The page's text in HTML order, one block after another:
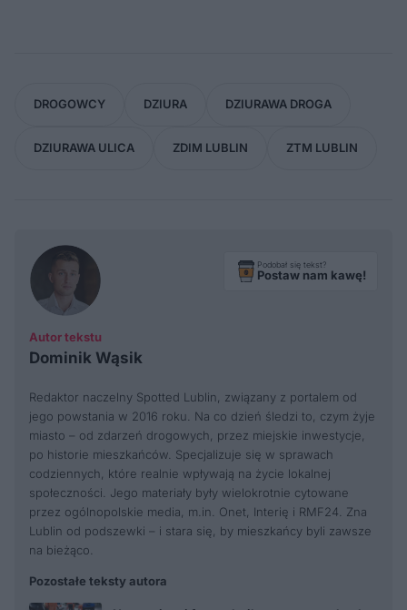
DROGOWCY DZIURA DZIURAWA DROGA
DZIURAWA ULICA ZDIM LUBLIN ZTM LUBLIN
Autor tekstu
Dominik Wąsik
Podobał się tekst?
Postaw nam kawę!
Redaktor naczelny Spotted Lublin, związany z portalem od
jego powstania w 2016 roku. Na co dzień śledzi to, czym żyje
miasto – od zdarzeń drogowych, przez miejskie inwestycje,
po historie mieszkańców. Specjalizuje się w sprawach
codziennych, które realnie wpływają na życie lokalnej
społeczności. Jego materiały były wielokrotnie cytowane
przez ogólnopolskie media, m.in. Onet, Interię i RMF24. Zna
Lublin od podszewki – i stara się, by mieszkańcy byli zawsze
na bieżąco.
Pozostałe teksty autora